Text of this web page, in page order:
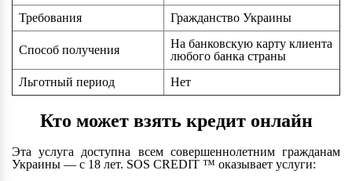
Требования
Гражданство Украины
Способ получения
На банковскую карту клиента
любого банка страны
Льготный период
Нет
Кто может взять кредит онлайн
Эта услуга доступна всем совершеннолетним гражданам
Украины — с 18 лет. SOS CREDIT ™ оказывает услуги: